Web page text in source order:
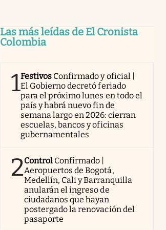
Las más leídas de El Cronista
Colombia
1Festivos Confirmado y oficial |
El Gobierno decretó feriado
para el próximo lunes en todo el
país y habrá nuevo fin de
semana largo en 2026: cierran
escuelas, bancos y oficinas
gubernamentales
2Control Confirmado |
Aeropuertos de Bogotá,
Medellín, Cali y Barranquilla
anularán el ingreso de
ciudadanos que hayan
postergado la renovación del
pasaporte